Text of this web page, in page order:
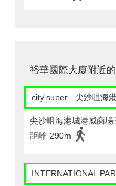
裕華國際大廈附近
city'super - 尖沙咀海
尖沙咀海港城港威商
距離 290m
INTERNATIONAL